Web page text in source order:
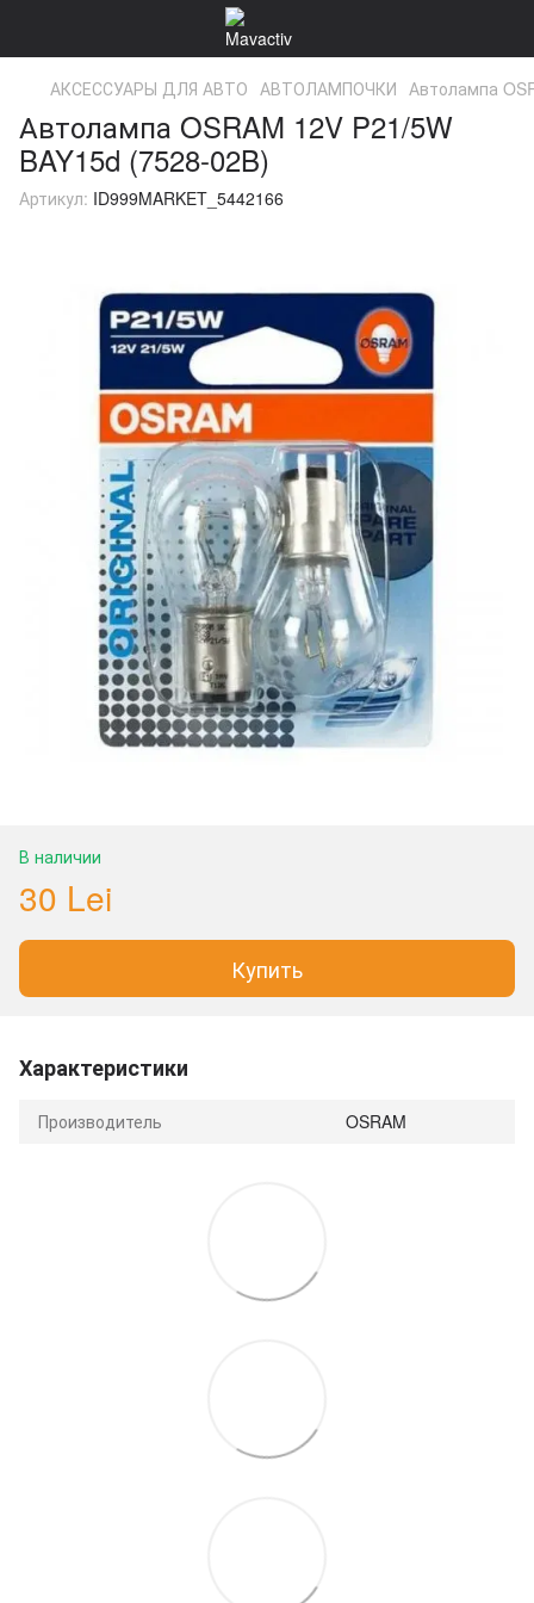
АКСЕССУАРЫ ДЛЯ АВТО АВТОЛАМПОЧКИ Автолампа
Автолампа OSRAM 12V P21/5W
BAY15d (7528-02B)
Артикул: ID999MARKET_5442166
В наличии
30 Lei
Купить
Характеристики
Производитель OSRAM